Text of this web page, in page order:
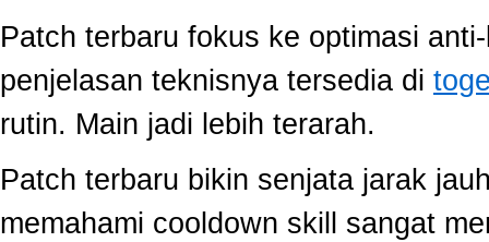
Patch terbaru fokus ke optimasi
penjelasan teknisnya tersedia di
rutin. Main jadi lebih terarah.
Patch terbaru bikin senjata jarak
memahami cooldown skill sangat